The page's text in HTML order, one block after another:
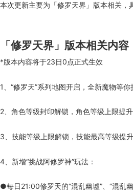
本次更新主要为「修罗天界」版本相关，
「修罗天界」版本相关内容
*版本内容将于23日0点正式生效
1、“修罗天”系列地图开启，全新魔物等你
2、角色等级封印解锁，角色等级上限提升
3、技能等级上限解锁，技能最高等级提升
4、新增“挑战阿修罗神”玩法：
●每日21:00修罗天的“混乱幽墟”、“混乱幽